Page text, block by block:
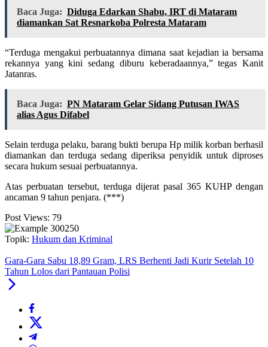
Baca Juga: Diduga Edarkan Shabu, IRT di Mataram
diamankan Sat Resnarkoba Polresta Mataram
“Terduga mengakui perbuatannya dimana saat kejadian ia bersama
rekannya yang kini sedang diburu keberadaannya,” tegas Kanit
Jatanras.
Baca Juga: PN Mataram Gelar Sidang Putusan IWAS
alias Agus Difabel
Selain terduga pelaku, barang bukti berupa Hp milik korban berhasil
diamankan dan terduga sedang diperiksa penyidik untuk diproses
secara hukum sesuai perbuatannya.
Atas perbuatan tersebut, terduga dijerat pasal 365 KUHP dengan
ancaman 9 tahun penjara. (***)
Post Views: 79
Topik: Hukum dan Kriminal
Gara-Gara Sabu 18,89 Gram, LRS Berhenti Jadi Kurir Setelah 10
Tahun Lolos dari Pantauan Polisi